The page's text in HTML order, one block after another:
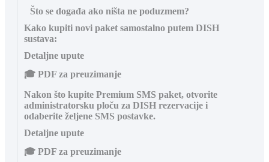
Što se događa ako ništa ne poduzmem?
Kako kupiti novi paket samostalno putem DISH
sustava:
Detaljne upute
🎓 PDF za preuzimanje
Nakon što kupite Premium SMS paket, otvorite
administratorsku ploču za DISH rezervacije i
odaberite željene SMS postavke.
Detaljne upute
🎓 PDF za preuzimanje